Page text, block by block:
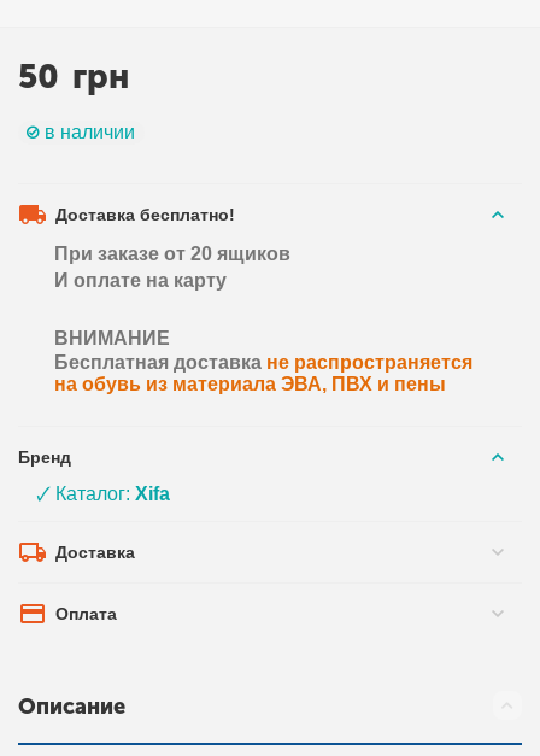
50 грн
в наличии
Доставка бесплатно!
При заказе от 20 ящиков
И оплате на карту
ВНИМАНИЕ
Бесплатная доставка не распространяется
на обувь из материала ЭВА, ПВХ и пены
Бренд
🗸 Каталог:Xifa
Доставка
Оплата
Описание